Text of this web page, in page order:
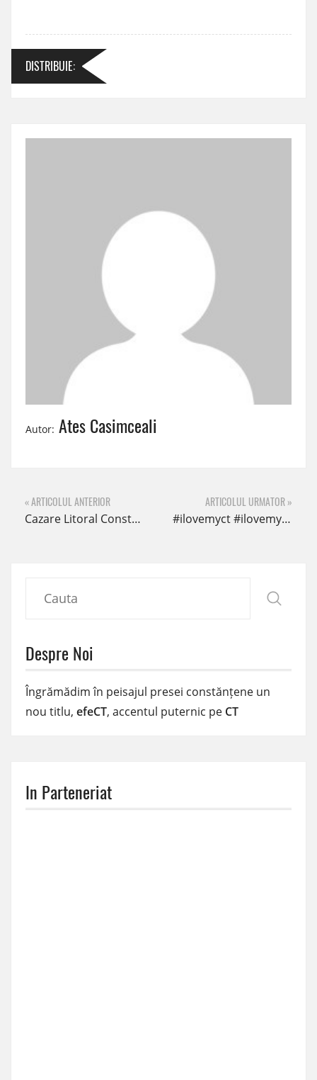
DISTRIBUIE:
Autor: Ates Casimceali
« ARTICOLUL ANTERIOR
Cazare Litoral Constanta Apartament 3 camere
ARTICOLUL URMATOR »
#ilovemyct #ilovemymamaia
Despre Noi
Îngrămădim în peisajul presei constănțene un
nou titlu, efeCT, accentul puternic pe CT
In Parteneriat